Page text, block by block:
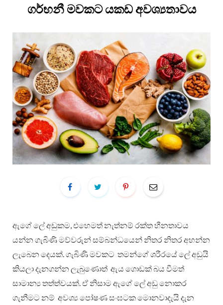
ගර්භනී මවකට යකඩ අවශ්‍යතාවය
ඇගේ ලේ අඩුකම, එහෙමත් නැත්නම් රක්ත හීනතාවය
යන්න ගැබිණි මව්වරුන් සම්බන්ධයෙන් නිතර නිතර අහන්න
ලැබෙන දෙයක්. ගැබිණි මවකට තමන්ගේ ශරීරයේ ලේ අඩුයි
කියලා දැනගන්න ලැබුණොත් ඇය ගොඩක් බය වීමත්
සාමාන්‍ය තත්ත්වයක්. ඒ නිසාම ඇගේ ලේ අඩු නොකර
ගැනීමට නම් අවශ්‍ය පෝෂණ සංඝටක මොනවාදැයි දැන